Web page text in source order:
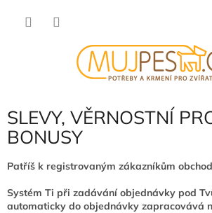
SLEVY, VĚRNOSTNÍ
BONUSY
Patříš k registrovaným zákazníkům
Systém Ti při zadávání objednávky pod
automaticky do objednávky zapracovává